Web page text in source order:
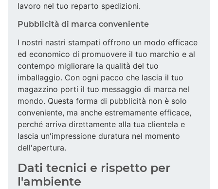
lavoro nel tuo reparto spedizioni.
Pubblicità di marca conveniente
I nostri nastri stampati offrono un modo efficace
ed economico di promuovere il tuo marchio e al
contempo migliorare la qualità del tuo
imballaggio. Con ogni pacco che lascia il tuo
magazzino porti il tuo messaggio di marca nel
mondo. Questa forma di pubblicità non è solo
conveniente, ma anche estremamente efficace,
perché arriva direttamente alla tua clientela e
lascia un'impressione duratura nel momento
dell'apertura.
Dati tecnici e rispetto per
l'ambiente